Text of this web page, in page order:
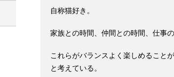
自称猫好き。
家族との時間、仲間との時間、仕事の
これらがバランスよく楽しめること
と考えている。